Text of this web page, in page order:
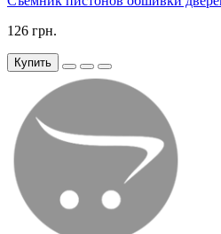
126 грн.
Купить